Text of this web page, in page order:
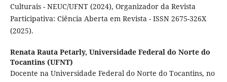
Culturais - NEUC/UFNT (2024), Organizador da Revista
Participativa: Ciência Aberta em Revista - ISSN 2675-326X
(2025).
Renata Rauta Petarly, Universidade Federal do Norte do
Tocantins (UFNT)
Docente na Universidade Federal do Norte do Tocantins, no